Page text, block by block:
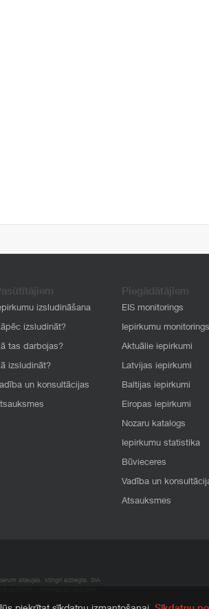
izsludināšana
izsludināt?
tas darbojas?
izsludināt?
un konsultācijas
Piegādātājiem
EIS monitorings
Iepirkumu monitorings
Aktuālie iepirkumi
Latvijas iepirkumi
Baltijas iepirkumi
Eiropas iepirkumi
Nozaru katalogs
Iepirkumu statistika
Būvieceres
Vadība un
Atsauksmes
atļaujas, stingri aizliegta. SIA